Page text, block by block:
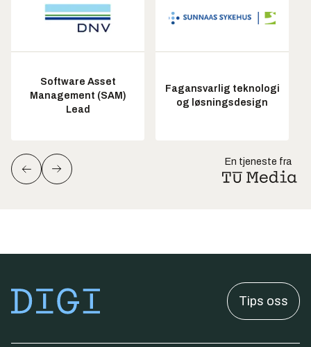
Software Asset
Management (SAM)
Lead
Fagansvarlig teknologi
og løsningsdesign
En tjeneste fra
Tips oss